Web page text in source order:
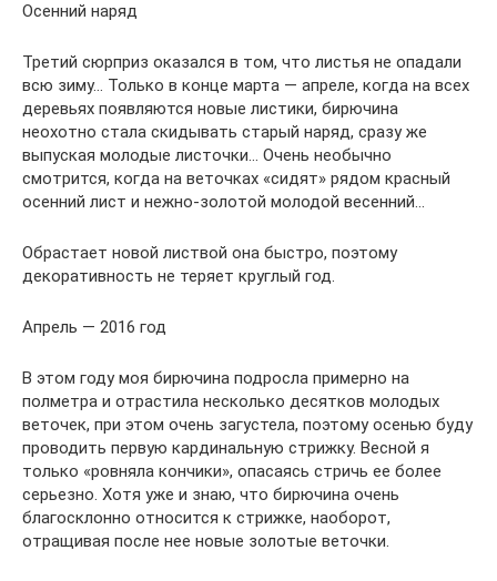
Осенний наряд
Третий сюрприз оказался в том, что листья не опадали
всю зиму… Только в конце марта — апреле, когда на всех
деревьях появляются новые листики, бирючина
неохотно стала скидывать старый наряд, сразу же
выпуская молодые листочки… Очень необычно
смотрится, когда на веточках «сидят» рядом красный
осенний лист и нежно-золотой молодой весенний…
Обрастает новой листвой она быстро, поэтому
декоративность не теряет круглый год.
Апрель — 2016 год
В этом году моя бирючина подросла примерно на
полметра и отрастила несколько десятков молодых
веточек, при этом очень загустела, поэтому осенью буду
проводить первую кардинальную стрижку. Весной я
только «ровняла кончики», опасаясь стричь ее более
серьезно. Хотя уже и знаю, что бирючина очень
благосклонно относится к стрижке, наоборот,
отращивая после нее новые золотые веточки.